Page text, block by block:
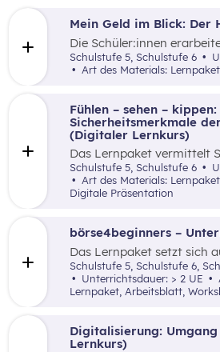
gemacht.
Mein Geld im Blick: Der
Die Schüler:innen
Schritt mittels
Grundverständnis für
Schulstufe 5, Schulstufe 6
Art des Materials:
Fühlen – sehen –
Sicherheitsmerkmale
(Digitaler Lernkurs)
Das Lernpaket vermittelt
kreative sowie
Sicherheitsmerkmale von
hinsichtlich
Schulstufe 5, Schulstufe 6
Art des Materials: Lernpaket, Interaktives Material,
Digitale Präsentation
börse4beginners –
Das Lernpaket setzt sich
Arbeitsaufträgen
Schüler:innen auf kreative,
angewandte Art und
über die Börse und
Unterrichtsdauer: > 2 UE
Lernpaket, Arbeitsblatt,
Digitalisierung:
Lernkurs)